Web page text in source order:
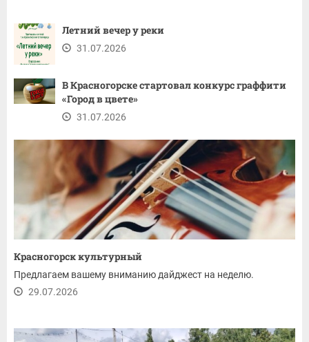
Летний вечер у реки
31.07.2026
В Красногорске стартовал конкурс граффити
«Город в цвете»
31.07.2026
Красногорск культурный
Предлагаем вашему вниманию дайджест на неделю.
29.07.2026